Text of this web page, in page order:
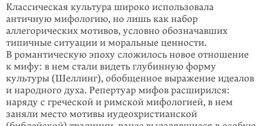
Классическая культура широко использовала
античную мифологию, но лишь как набор
аллегорических мотивов, условно обозначавших
типичные ситуации и моральные ценности.
В романтическую эпоху сложилось новое отношение
к мифу: в нем стали видеть глубинную форму
культуры (Шеллинг), обобщен­ное выражение идеалов
и народного духа. Репертуар мифов расширился:
наряду с греческой и римской мифологией, в нем
заняли место мотивы иудеохристианской